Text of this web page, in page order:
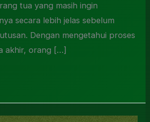
tua yang masih ingin
secara lebih jelas sebelum
Dengan mengetahui proses
akhir, orang […]